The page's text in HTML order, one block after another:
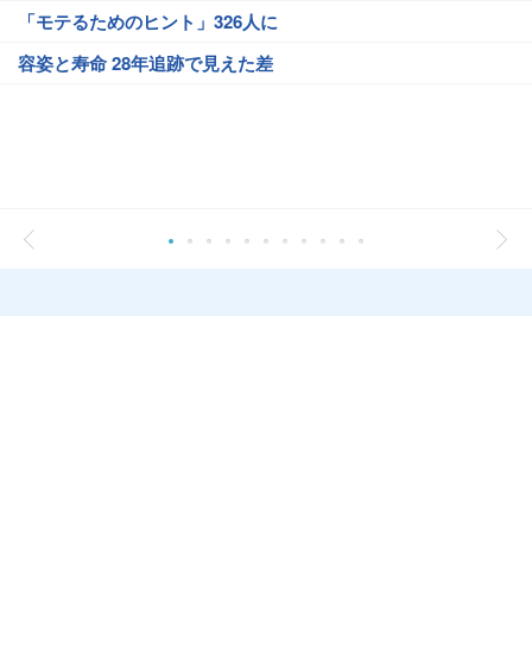
「モテるためのヒント」326人に
容姿と寿命 28年追跡で見えた差